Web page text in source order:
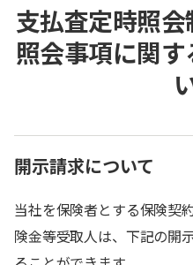
支払査定時照
照会事項に関
開示請求について
当社を保険者とする保険契
険金等受取人は、下記の開